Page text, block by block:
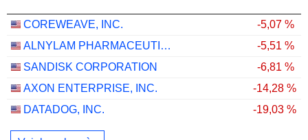
COREWEAVE, INC.
-5,07 %
ALNYLAM PHARMACEUTICALS, INC.
-5,51 %
SANDISK CORPORATION
-6,81 %
AXON ENTERPRISE, INC.
-14,28 %
DATADOG, INC.
-19,03 %